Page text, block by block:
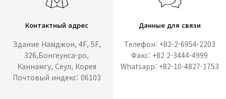
Контактный адрес
Здание Намджон, 4F, 5F,
326,Бонгеунса-ро,
Каннамгу, Сеул, Корея
Почтовый индекс: 06103
Данные для связи
Телефон: +82-2-6954-2203
Факс: +82 2-3444-4999
Whatsapp: +82-10-4827-1753